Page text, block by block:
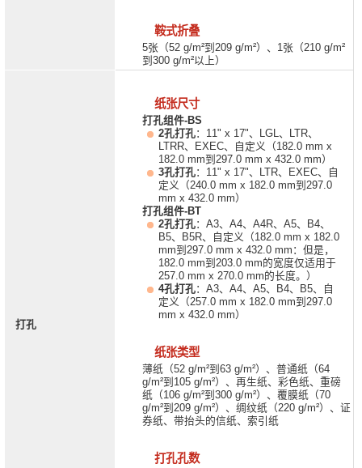
鞍式折叠
5张（52 g/m²到209 g/m²）、1张（210 g/m²
到300 g/m²以上）
打孔
纸张尺寸
打孔组件-BS
2孔打孔：11" x 17"、LGL、LTR、
LTRR、EXEC、自定义（182.0 mm x
182.0 mm到297.0 mm x 432.0 mm）
3孔打孔：11" x 17"、LTR、EXEC、自
定义（240.0 mm x 182.0 mm到297.0
mm x 432.0 mm）
打孔组件-BT
2孔打孔：A3、A4、A4R、A5、B4、
B5、B5R、自定义（182.0 mm x 182.0
mm到297.0 mm x 432.0 mm：但是，
182.0 mm到203.0 mm的宽度仅适用于
257.0 mm x 270.0 mm的长度。）
4孔打孔：A3、A4、A5、B4、B5、自
定义（257.0 mm x 182.0 mm到297.0
mm x 432.0 mm）
纸张类型
薄纸（52 g/m²到63 g/m²）、普通纸（64
g/m²到105 g/m²）、再生纸、彩色纸、重磅
纸（106 g/m²到300 g/m²）、覆膜纸（70
g/m²到209 g/m²）、绸纹纸（220 g/m²）、证
券纸、带抬头的信纸、索引纸
打孔孔数